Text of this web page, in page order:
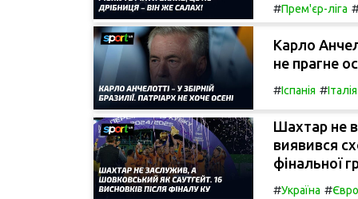
#Прем'єр-ліга
Карло
не прагне
#Іспанія #Італія
Шахтар не
виявився
фінальної
#Україна #